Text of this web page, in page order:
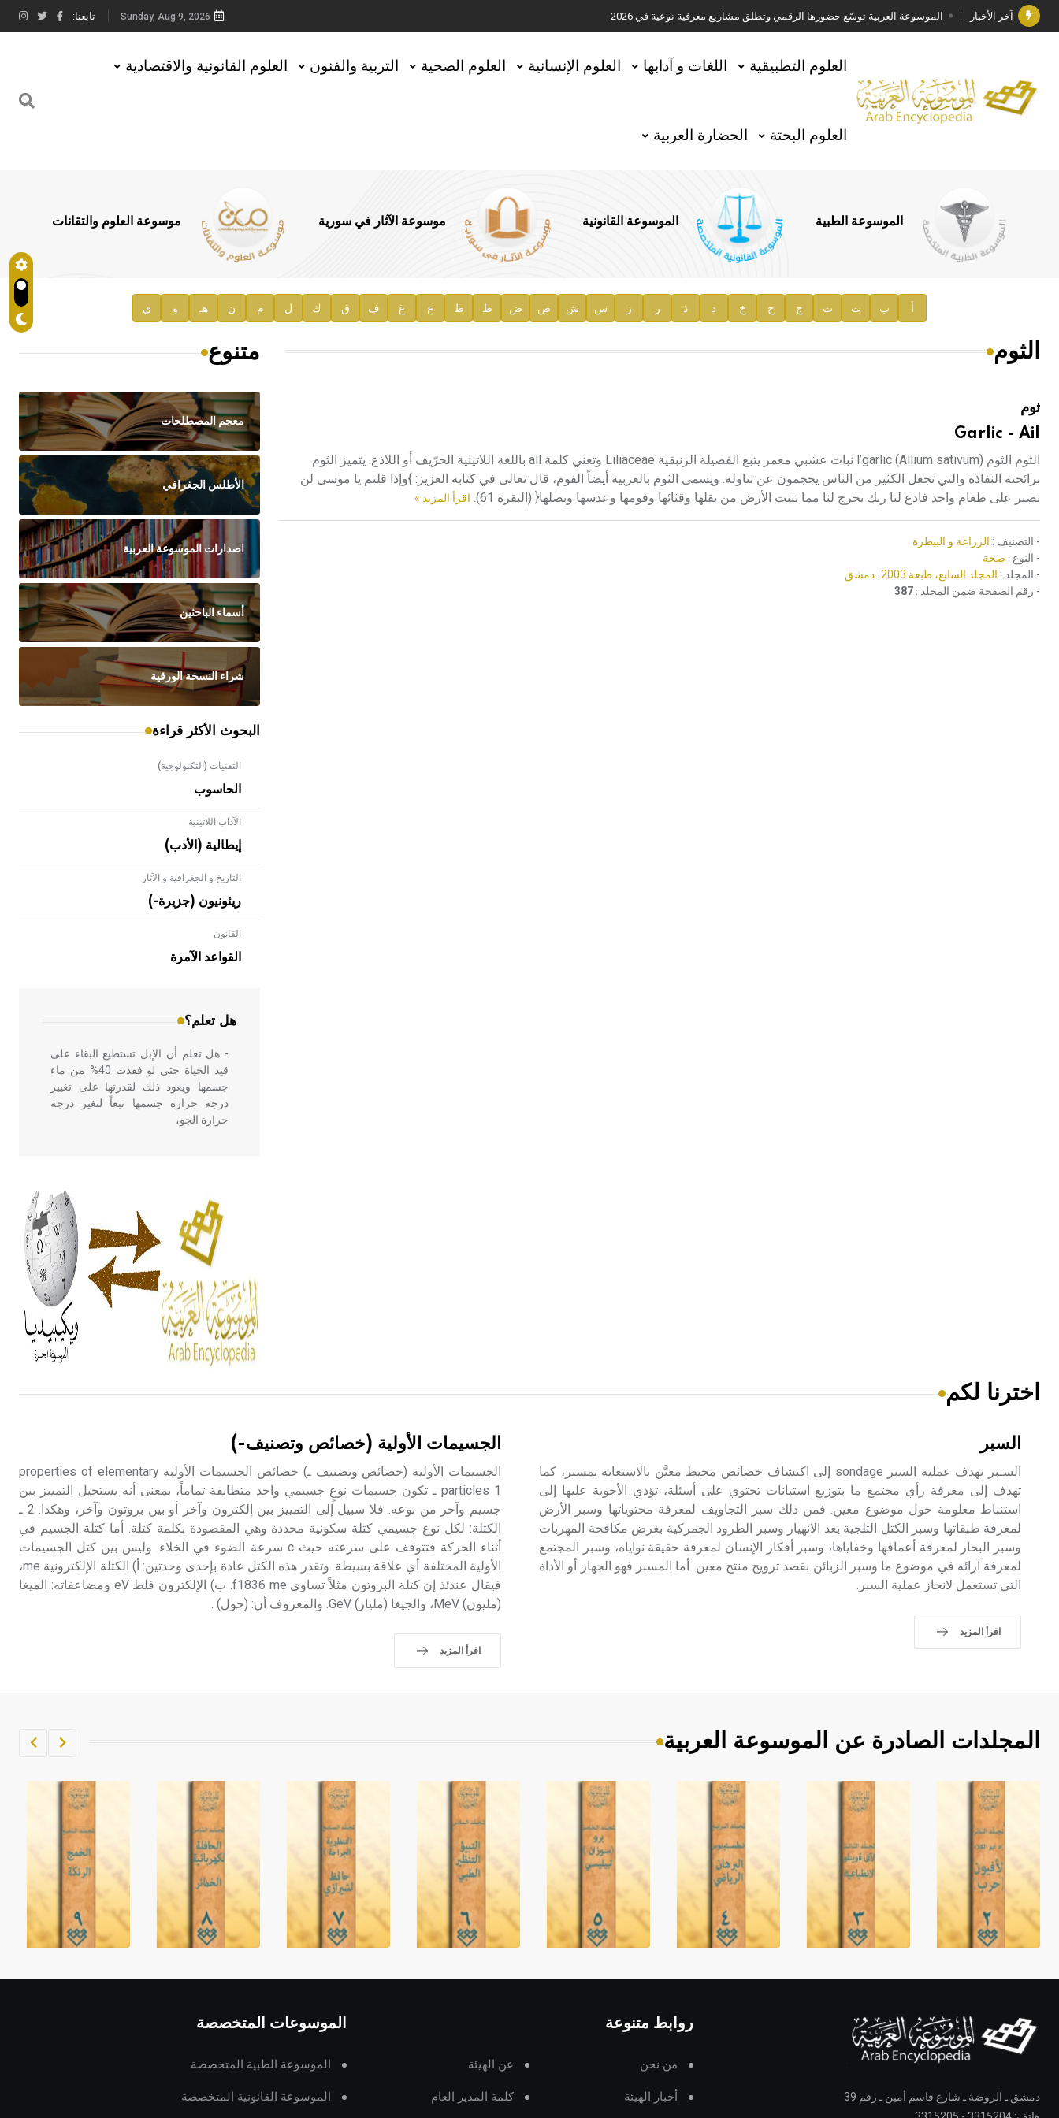
آخر الأخبار الموسوعة العربية توسّع حضورها الرقمي وتطلق مشاريع معرفية نوعية في 2026
جائزة مجمع الملك سلمان العالمي للغة العربية 2025
الأستاذ إياد خالد الطباع مدير عام لهيئة الموسوعة العربية
السيد محمد ياسين صالح وزيرا للثقافة
توصيات مجلس الإدارة
صدور المجلد السابع من موسوعة الآثار في سورية
إعلان..
Sunday, Aug 9, 2026 تابعنا:
العلوم التطبيقية اللغات و آدابها العلوم الإنسانية العلوم الصحية التربية والفنون العلوم القانونية والاقتصادية
العلوم البحتة الحضارة العربية
الموسوعة الطبية الموسوعة القانونية موسوعة الآثار في سورية موسوعة العلوم والتقانات
أ ب ت ث ج ح خ د ذ ر ز س ش ص ض ط ظ ع غ ف ق ك ل م ن هـ و ي
الثوم
ثوم
Garlic - Ail
الثوم الثوم (Allium sativum) l’garlic نبات عشبي معمر يتبع الفصيلة الزنبقية Liliaceae وتعني كلمة all باللغة اللاتينية الحرّيف أو اللاذع. يتميز الثوم
برائحته النفاذة والتي تجعل الكثير من الناس يحجمون عن تناوله. ويسمى الثوم بالعربية أيضاً الفوم، قال تعالى في كتابه العزيز: }وإذا قلتم يا موسى لن
نصبر على طعام واحد فادع لنا ربك يخرج لنا مما تنبت الأرض من بقلها وقثائها وفومها وعدسها وبصلها{ (البقرة 61).
اقرأ المزيد »
- التصنيف : الزراعة و البيطرة
- النوع : صحة
- المجلد : المجلد السابع، طبعة 2003، دمشق
- رقم الصفحة ضمن المجلد : 387
متنوع
معجم المصطلحات
الأطلس الجغرافي
اصدارات الموسوعة العربية
أسماء الباحثين
شراء النسخة الورقية
البحوث الأكثر قراءة
التقنيات (التكنولوجية)
الحاسوب
الآداب اللاتينية
إيطالية (الأدب)
التاريخ و الجغرافية و الآثار
ريئونيون (جزيرة-)
القانون
القواعد الآمرة
هل تعلم؟
- هل تعلم أن الأبلق نوع من الفنون
الهندسية التي ارتبطت بالعمارة الإسلامية
في بلاد الشام ومصر خاصة، حيث يحرص
- هل تعلم أن الإبل تستطيع البقاء على
قيد الحياة حتى لو فقدت 40% من ماء
جسمها ويعود ذلك لقدرتها على تغيير
درجة حرارة جسمها تبعاً لتغير درجة
حرارة الجو،
أربعة مؤلفات هي: الحكم، الأدلة، تنظيم
التغذية، ورسالته في جروح الرأس.
ويعود له الفضل بأنه حرر الطب من
الدين والفلسفة.
- هل تعلم أن المرجان إفراز حيواني
يتكون في البحر ويتركب من مادة
كربونات الكلسيوم، وهو أحمر أو شديد
الحمرة وهو أجود أنواعه، ويمتاز بكبر
الحجم ويسمى الش
الإنكليزية أب
- هل تعلم أن أبجر Abgar اسم معروف
جيداً يعود إلى عدد من الملوك الذين
حكموا مدينة إديسا (الرها) من أبجر الأول
وحتى التاسع، وهم ينتسبون إلى أسرة
أوسروين
اخترنا لكم
السبر
السـبر تهدف عملية السبر sondage إلى اكتشاف خصائص محيط معيَّن بالاستعانة بمسبر، كما
تهدف إلى معرفة رأي مجتمع ما بتوزيع استبانات تحتوي على أسئلة، تؤدي الأجوبة عليها إلى
استنباط معلومة حول موضوع معين. فمن ذلك سبر التجاويف لمعرفة محتوياتها وسبر الأرض
لمعرفة طبقاتها وسبر الكتل الثلجية بعد الانهيار وسبر الطرود الجمركية بغرض مكافحة المهربات
وسبر البحار لمعرفة أعماقها وخفاياها، وسبر أفكار الإنسان لمعرفة حقيقة نواياه، وسبر المجتمع
لمعرفة آرائه في موضوع ما وسبر الزبائن بقصد ترويج منتج معين. أما المسبر فهو الجهاز أو الأداة
التي تستعمل لانجاز عملية السبر.
اقرأ المزيد
الجسيمات الأولية (خصائص وتصنيف-)
الجسيمات الأولية (خصائص وتصنيف ـ) خصائص الجسيمات الأولية properties of elementary
particles 1 ـ تكون جسيمات نوعٍ جسيمي واحد متطابقة تماماً، بمعنى أنه يستحيل التمييز بين
جسيم وآخر من نوعه. فلا سبيل إلى التمييز بين إلكترون وآخر أو بين بروتون وآخر، وهكذا. 2 ـ
الكتلة: لكل نوع جسيمي كتلة سكونية محددة وهي المقصودة بكلمة كتلة. أما كتلة الجسيم في
أثناء الحركة فتتوقف على سرعته حيث c سرعة الضوء في الخلاء. وليس بين كتل الجسيمات
الأولية المختلفة أي علاقة بسيطة. وتقدر هذه الكتل عادة بإحدى وحدتين: أ) الكتلة الإلكترونية me،
فيقال عندئذ إن كتلة البروتون مثلاً تساوي f1836 me. ب) الإلكترون فلط eV ومضاعفاته: الميغا
(مليون) MeV، والجيغا (مليار) GeV. والمعروف أن: (جول) .
اقرأ المزيد
المجلدات الصادرة عن الموسوعة العربية
دمشق ـ الروضة ـ شارع قاسم أمين ـ رقم 39
روابط متنوعة
من نحن عن الهيئة
أخبار الهيئة كلمة المدير العام
الموسوعات المتخصصة
الموسوعة الطبية المتخصصة
الموسوعة القانونية المتخصصة